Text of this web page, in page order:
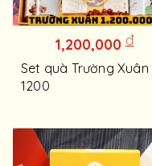
1,200,000 đ
Set quà Trường Xuân
1200